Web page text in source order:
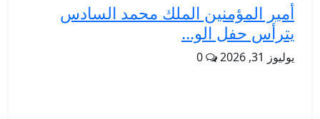
أمير المؤمنين الملك محمد السادس
يترأس حفل الو...
يوليوز 31, 2026 0